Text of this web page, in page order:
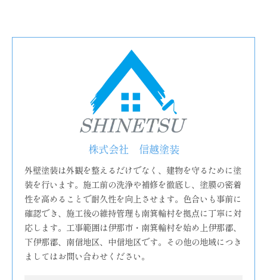
株式会社 信越塗装
外壁塗装は外観を整えるだけでなく、建物を守るために塗
装を行います。施工前の洗浄や補修を徹底し、塗膜の密着
性を高めることで耐久性を向上させます。色合いも事前に
確認でき、施工後の維持管理も南箕輪村を拠点に丁寧に対
応します。工事範囲は伊那市・南箕輪村を始め上伊那郡、
下伊那郡、南信地区、中信地区です。その他の地域につき
ましてはお問い合わせください。